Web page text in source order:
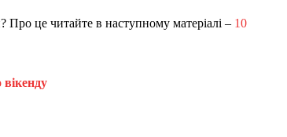
Про це читайте в наступному матеріалі – 10